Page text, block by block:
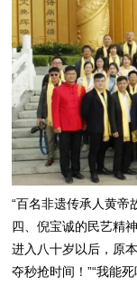
“百名非遗传承人黄帝
四、倪宝诚的民艺精神
进入八十岁以后，原
夺秒抢时间！”“我能